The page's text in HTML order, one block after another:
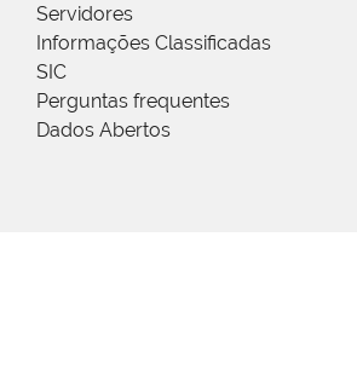
Servidores
Informações Classificadas
SIC
Perguntas frequentes
Dados Abertos